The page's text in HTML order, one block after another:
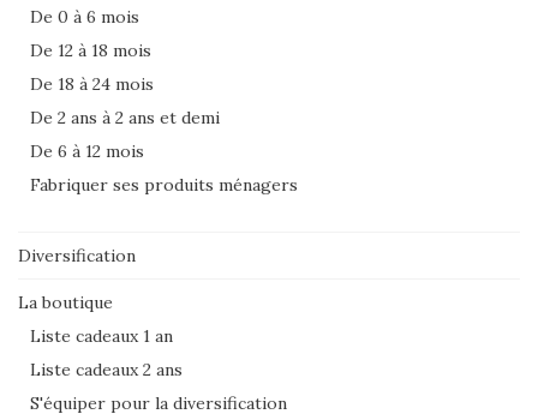
De 0 à 6 mois
De 12 à 18 mois
De 18 à 24 mois
De 2 ans à 2 ans et demi
De 6 à 12 mois
Fabriquer ses produits ménagers
Diversification
La boutique
Liste cadeaux 1 an
Liste cadeaux 2 ans
S'équiper pour la diversification